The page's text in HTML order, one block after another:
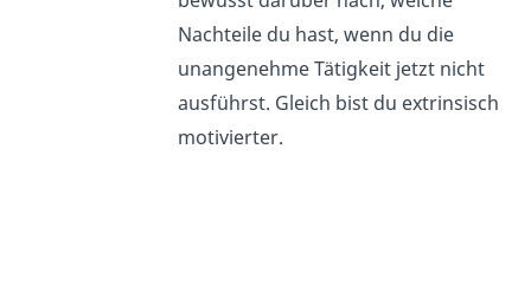
Nachteile du hast, wenn du die
unangenehme Tätigkeit jetzt nicht
ausführst. Gleich bist du extrinsisch
motivierter.